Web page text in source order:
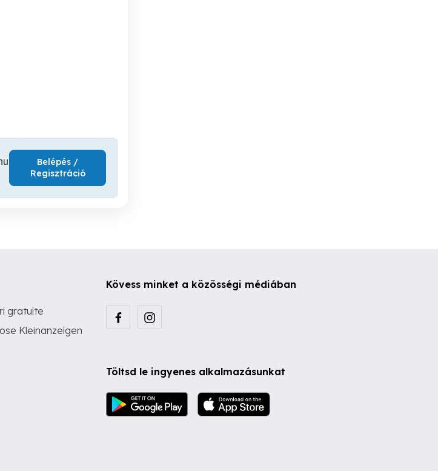
Belépés /
Regisztráció
gratuite
Kleinanzeigen
Kövess minket a közösségi médiában
Töltsd le ingyenes alkalmazásunkat